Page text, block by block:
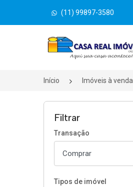
(11) 99897-3580
Página inicial
Início Imóveis à venda
Filtrar
Transação
Tipos de imóvel